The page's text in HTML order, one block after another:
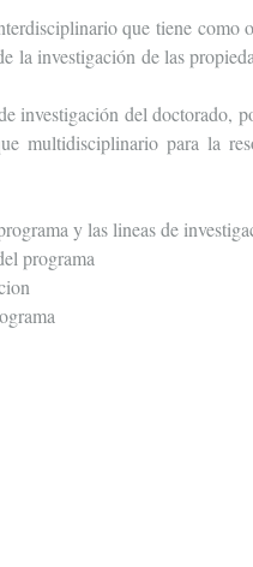
que tiene como
la investigación de las
investigación del doctorado,
multidisciplinario para la
y las lineas de
programa